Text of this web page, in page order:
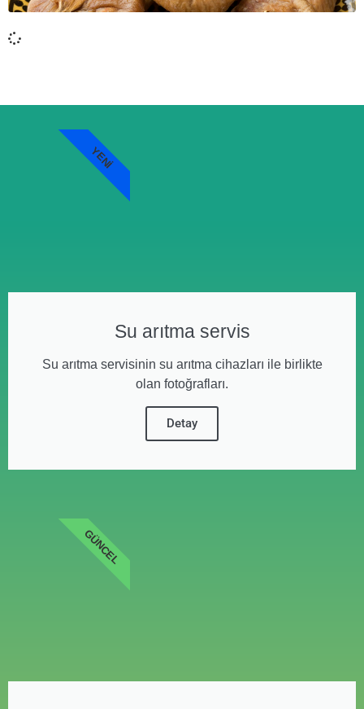
Su arıtma servis
Su arıtma servisinin su arıtma cihazları ile birlikte
olan fotoğrafları.
Detay
YENI
GÜNCEL